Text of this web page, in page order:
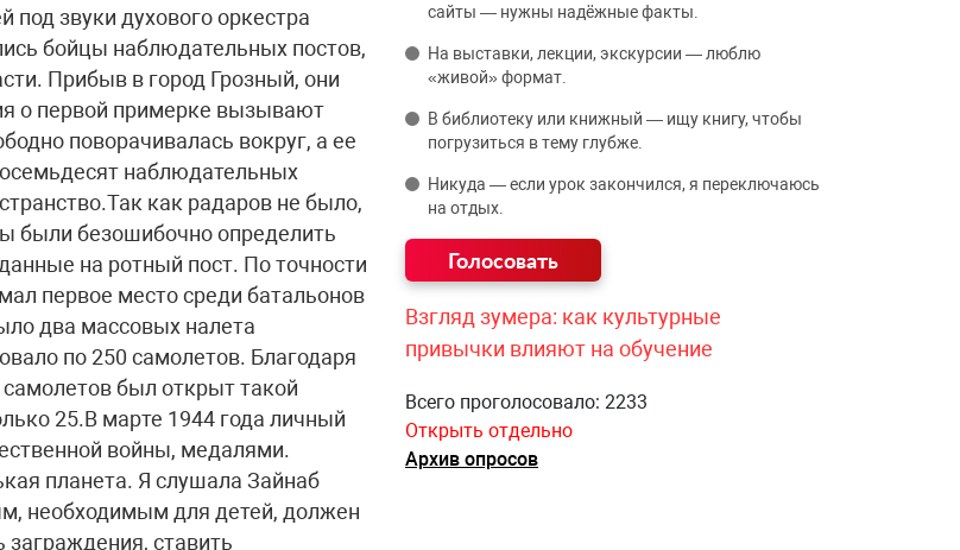
под звуки духового оркестра
бойцы наблюдательных постов,
Прибыв в город Грозный, они
о первой примерке вызывают
поворачивалась вокруг, а ее
наблюдательных
как радаров не было,
были безошибочно определить
на ротный пост. По точности
первое место среди батальонов
два массовых налета
по 250 самолетов. Благодаря
был открыт такой
25.В марте 1944 года личный
войны, медалями.
планета. Я слушала Зайнаб
необходимым для детей, должен
ставить
сайты — нужны надёжные факты.
На выставки, лекции, экскурсии — люблю
«живой» формат.
В библиотеку или книжный — ищу книгу, чтобы
погрузиться в тему глубже.
Никуда — если урок закончился, я переключаюсь
на отдых.
Взгляд зумера: как культурные
привычки влияют на обучение
Всего проголосовало: 2233
Открыть отдельно
Архив опросов